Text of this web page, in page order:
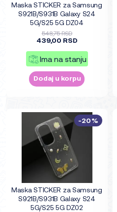
Maska STICKER za Samsung
S921B/S931B Galaxy S24
5G/S25 5G DZ04
548,75 RSD
439,00 RSD
Ima na stanju
Dodaj u korpu
Maska STICKER za Samsung
S921B/S931B Galaxy S24
5G/S25 5G DZ02
-20%